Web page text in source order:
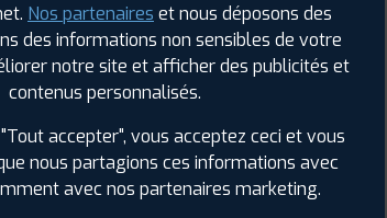
externe : 72
roulement :
sol mouillé : B
Nos partenaires et nous déposons des
des informations non sensibles de votre
notre site et afficher des publicités et
contenus personnalisés.
accepter", vous acceptez ceci et vous
nous partagions ces informations avec
avec nos partenaires marketing.